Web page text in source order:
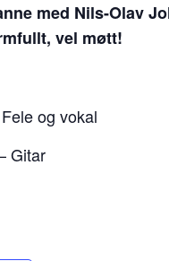
med Nils-Olav
vel møtt!
og vokal
Gitar